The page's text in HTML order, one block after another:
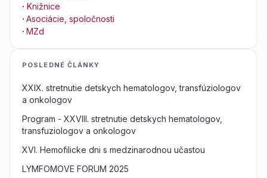
· Knižnice
· Asociácie, spoločnosti
· MZd
POSLEDNÉ ČLÁNKY
XXIX. stretnutie detskych hematologov, transfúziologov
a onkologov
Program - XXVIII. stretnutie detskych hematologov,
transfuziologov a onkologov
XVI. Hemofilicke dni s medzinarodnou učastou
LYMFOMOVE FORUM 2025